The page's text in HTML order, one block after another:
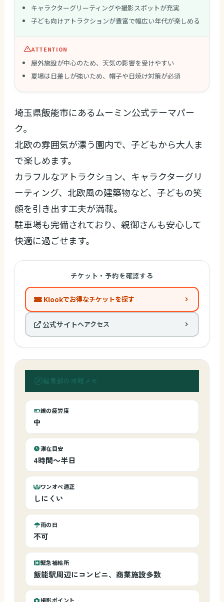
キャラクターグリーティングや撮影スポットが充実
子ども向けアトラクションが豊富で幅広い年代が楽しめる
ATTENTION
屋外施設が中心のため、天気の影響を受けやすい
夏場は日差しが強いため、帽子や日焼け対策が必須
埼玉県飯能市にあるムーミン公式テーマパー
ク。
北欧の雰囲気が漂う園内で、子どもから大人ま
で楽しめます。
カラフルなアトラクション、キャラクターグリ
ーティング、北欧風の建築物など、子どもの笑
顔を引き出す工夫が満載。
駐車場も完備されており、親御さんも安心して
快適に過ごせます。
チケット・予約を確認する
Klookでお得なチケットを探す
公式サイトへアクセス
編集部の攻略メモ
親の疲労度
中
滞在目安
4時間～半日
ワンオペ適正
しにくい
雨の日
不可
緊急補給所
飯能駅周辺にコンビニ、商業施設多数
撮影ポイント